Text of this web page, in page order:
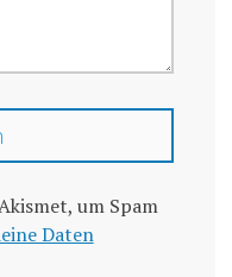
um Spam
Daten